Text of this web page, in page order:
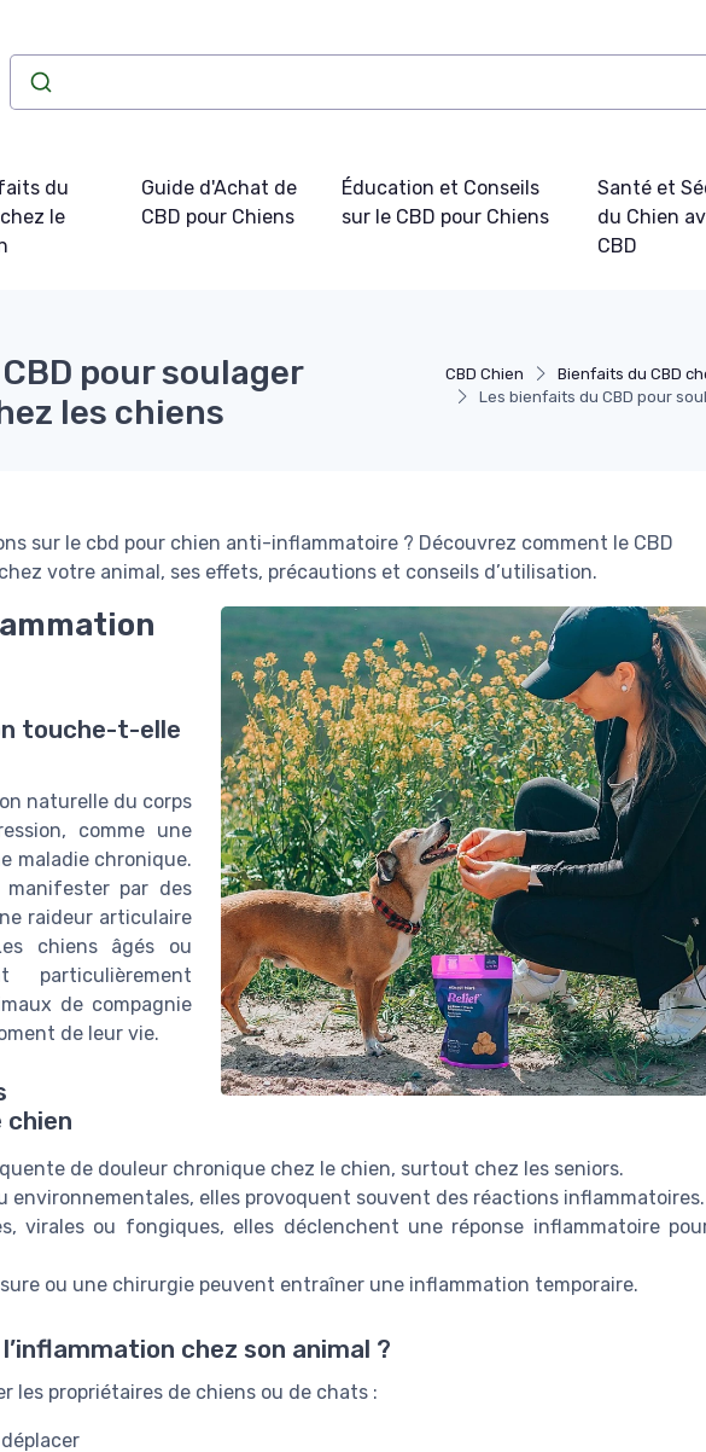
du
le
Guide d'Achat de
CBD pour Chiens
Éducation et Conseils
sur le CBD pour Chiens
Santé et
du Chien
CBD
CBD Chien Bienfaits du CBD
Les bienfaits du CBD pour
pour soulager
les chiens
sur le cbd pour chien anti-inflammatoire ? Découvrez comment le CBD
votre animal, ses effets, précautions et conseils d’utilisation.
touche-t-elle
naturelle du corps
comme une
maladie chronique.
par des
raideur articulaire
chiens âgés ou
particulièrement
de compagnie
de leur vie.
chien
de douleur chronique chez le chien, surtout chez les seniors.
environnementales, elles provoquent souvent des réactions inflammatoires.
virales ou fongiques, elles déclenchent une réponse inflammatoire
ou une chirurgie peuvent entraîner une inflammation temporaire.
chez son animal ?
les propriétaires de chiens ou de chats :